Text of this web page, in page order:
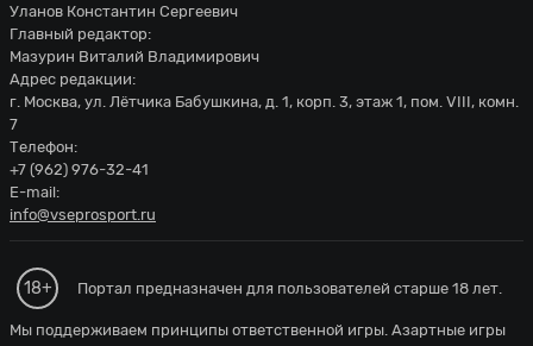
Уланов Константин Сергеевич
Главный редактор:
Мазурин Виталий Владимирович
Адрес редакции:
г. Москва, ул. Лётчика Бабушкина, д. 1, корп. 3, этаж 1, пом. VIII, комн.
7
Телефон:
+7 (962) 976-32-41
E-mail:
info@vseprosport.ru
18+ Портал предназначен для пользователей старше 18 лет.
Мы поддерживаем принципы ответственной игры. Азартные игры